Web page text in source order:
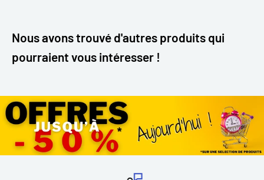
Nous avons trouvé d'autres produits qui
pourraient vous intéresser !